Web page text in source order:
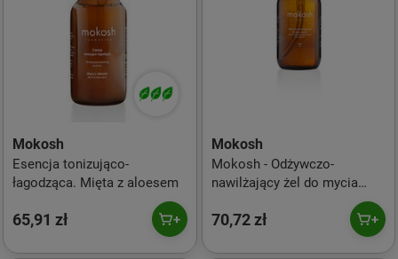
Mokosh
Esencja tonizująco-
łagodząca. Mięta z aloesem
65,91 zł
Mokosh
Mokosh - Odżywczo-
nawilżający żel do mycia
70,72 zł